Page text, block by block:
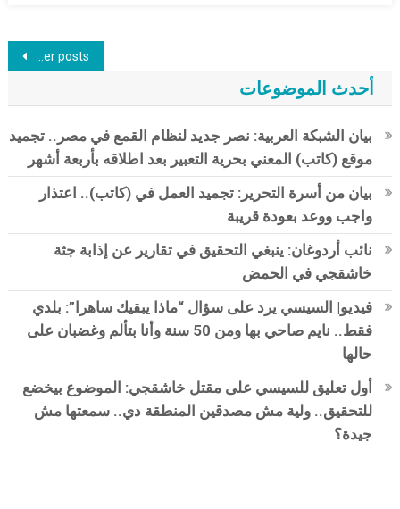
Posts navigation
Older posts
أحدث الموضوعات
بيان الشبكة العربية: نصر جديد لنظام القمع في مصر.. تجميد
موقع (كاتب) المعني بحرية التعبير بعد اطلاقه بأربعة أشهر
بيان من أسرة التحرير: تجميد العمل في (كاتب).. اعتذار
واجب ووعد بعودة قريبة
نائب أردوغان: ينبغي التحقيق في تقارير عن إذابة جثة
خاشقجي في الحمض
فيديو| السيسي يرد على سؤال “ماذا يبقيك ساهرا”: بلدي
فقط.. نايم صاحي بها ومن 50 سنة وأنا بتألم وغضبان على
حالها
أول تعليق للسيسي على مقتل خاشقجي: الموضوع بيخضع
للتحقيق.. ولية مش مصدقين المنطقة دي.. سمعتها مش
جيدة؟